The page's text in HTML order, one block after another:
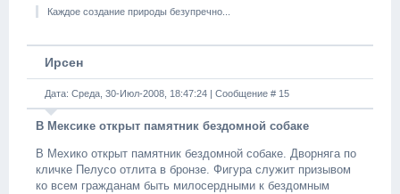
Каждое создание природы безупречно...
Ирсен
Дата: Среда, 30-Июл-2008, 18:47:24 | Сообщение # 15
В Мексике открыт памятник бездомной собаке
В Мехико открыт памятник бездомной собаке. Дворняга по
кличке Пелусо отлита в бронзе. Фигура служит призывом
ко всем гражданам быть милосердными к бездомным